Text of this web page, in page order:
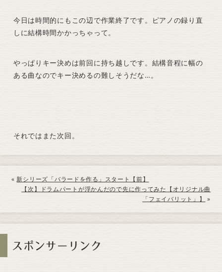
今日は時間的にもこの辺で作業終了です。ピアノの録り直
しに結構時間かかっちゃって。
やっぱりキー決めは前回に持ち越しです。結構音程に幅の
ある曲なのでキー決めるの難しそうだな…。
それではまた次回。
«新シリーズ「バラードを作る」スタート【前】
【次】ドラムパートが浮かんだので先に作ってみた【オリジナル曲
「フェイバリット」】
»
スポンサーリンク